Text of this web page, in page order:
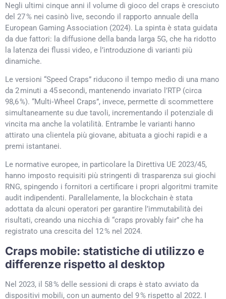
Negli ultimi cinque anni il volume di gioco del craps è cresciuto
del 27 % nei casinò live, secondo il rapporto annuale della
European Gaming Association (2024). La spinta è stata guidata
da due fattori: la diffusione della banda larga 5G, che ha ridotto
la latenza dei flussi video, e l’introduzione di varianti più
dinamiche.
Le versioni “Speed Craps” riducono il tempo medio di una mano
da 2 minuti a 45 secondi, mantenendo invariato l’RTP (circa
98,6 %). “Multi‑Wheel Craps”, invece, permette di scommettere
simultaneamente su due tavoli, incrementando il potenziale di
vincita ma anche la volatilità. Entrambe le varianti hanno
attirato una clientela più giovane, abituata a giochi rapidi e a
premi istantanei.
Le normative europee, in particolare la Direttiva UE 2023/45,
hanno imposto requisiti più stringenti di trasparenza sui giochi
RNG, spingendo i fornitori a certificare i propri algoritmi tramite
audit indipendenti. Parallelamente, la blockchain è stata
adottata da alcuni operatori per garantire l’immutabilità dei
risultati, creando una nicchia di “craps provably fair” che ha
registrato una crescita del 12 % nel 2024.
Craps mobile: statistiche di utilizzo e
differenze rispetto al desktop
Nel 2023, il 58 % delle sessioni di craps è stato avviato da
dispositivi mobili, con un aumento del 9 % rispetto al 2022. I